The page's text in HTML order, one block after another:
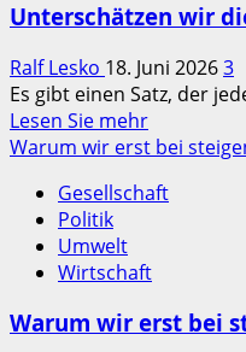
Unterschätzen wir
Ralf Lesko 18. Juni 20263
Es gibt einen Satz, der
Lesen Sie mehrRead
more
Folgen
Warum wir erst bei
Gesellschaft
Politik
Umwelt
Wirtschaft
Warum wir erst bei